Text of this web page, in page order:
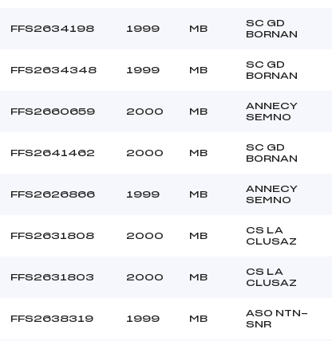
FFS2634198 1999 MB
SC GD
BORNAN
FFS2634348 1999 MB
SC GD
BORNAN
FFS2660659 2000 MB
ANNECY
SEMNO
FFS2641462 2000 MB
SC GD
BORNAN
FFS2626866 1999 MB
ANNECY
SEMNO
FFS2631808 2000 MB
CS LA
CLUSAZ
FFS2631803 2000 MB
CS LA
CLUSAZ
FFS2638319 1999 MB
ASO NTN-
SNR